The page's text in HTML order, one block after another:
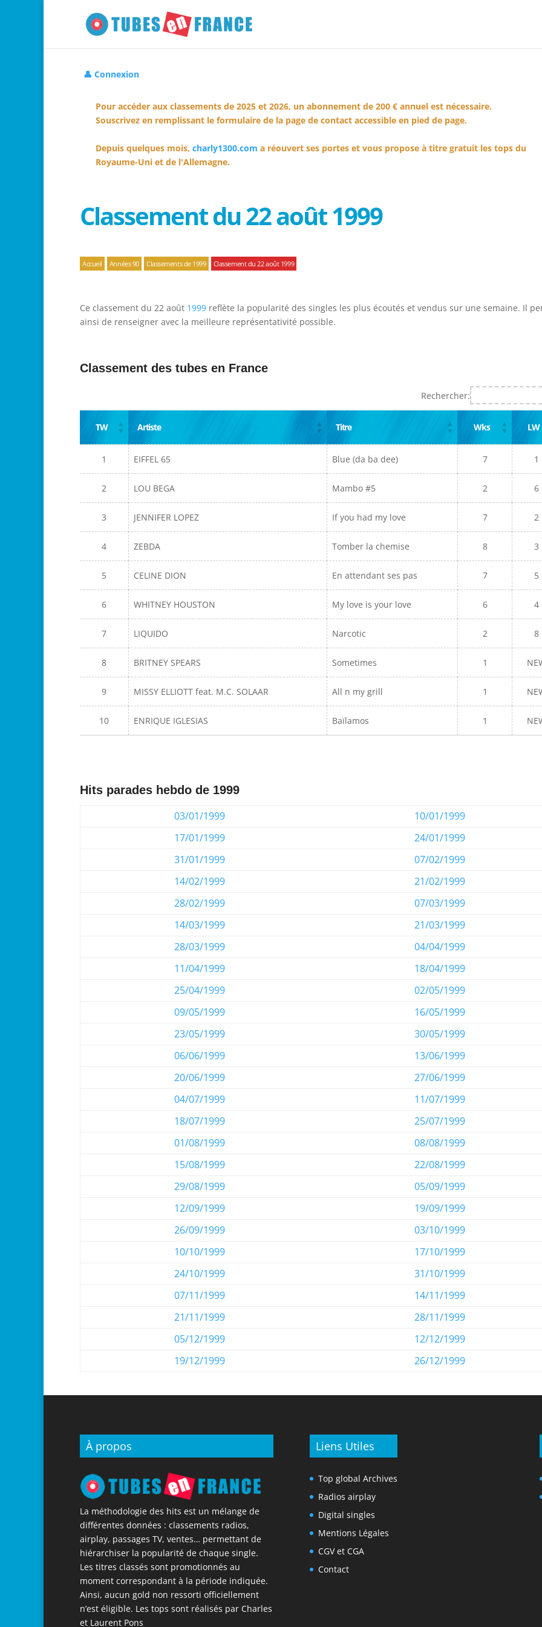
👤 Connexion
Pour accéder aux classements de 2025 et 2026, un abonnement de 200 € annuel est nécessaire.
Souscrivez en remplissant le formulaire de la page de contact accessible en pied de page.
Depuis quelques mois, charly1300.com a réouvert ses portes et vous propose à titre gratuit les tops du
Royaume-Uni et de l'Allemagne.
Classement du 22 août 1999
Accueil Années 90 Classements de 1999 Classement du 22 août 1999
Ce classement du 22 août 1999 reflète la popularité des singles les plus écoutés et vendus sur une semaine. Il
ainsi de renseigner avec la meilleure représentativité possible.
Classement des tubes en France
Rechercher:
TW Artiste Titre Wks LW
1 EIFFEL 65 Blue (da ba dee) 7 1
2 LOU BEGA Mambo #5 2 6
3 JENNIFER LOPEZ If you had my love 7 2
4 ZEBDA Tomber la chemise 8 3
5 CELINE DION En attendant ses pas 7 5
6 WHITNEY HOUSTON My love is your love 6 4
7 LIQUIDO Narcotic 2 8
8 BRITNEY SPEARS Sometimes 1
9 MISSY ELLIOTT feat. M.C. SOLAAR All n my grill 1
10 ENRIQUE IGLESIAS Baïlamos 1
Hits parades hebdo de 1999
03/01/1999
10/01/1999
17/01/1999
24/01/1999
31/01/1999
07/02/1999
14/02/1999
21/02/1999
28/02/1999
07/03/1999
14/03/1999
21/03/1999
28/03/1999
04/04/1999
11/04/1999
18/04/1999
25/04/1999
02/05/1999
09/05/1999
16/05/1999
23/05/1999
30/05/1999
06/06/1999
13/06/1999
20/06/1999
27/06/1999
04/07/1999
11/07/1999
18/07/1999
25/07/1999
01/08/1999
08/08/1999
15/08/1999
22/08/1999
29/08/1999
05/09/1999
12/09/1999
19/09/1999
26/09/1999
03/10/1999
10/10/1999
17/10/1999
24/10/1999
31/10/1999
07/11/1999
14/11/1999
21/11/1999
28/11/1999
05/12/1999
12/12/1999
19/12/1999
26/12/1999
À propos
La méthodologie des hits est un mélange de
différentes données : classements radios,
airplay, passages TV, ventes… permettant de
hiérarchiser la popularité de chaque single.
Les titres classés sont promotionnés au
moment correspondant à la période indiquée.
Ainsi, aucun gold non ressorti officiellement
n’est éligible. Les tops sont réalisés par Charles
et Laurent Pons
Liens Utiles
Top global Archives
Radios airplay
Digital singles
Mentions Légales
CGV et CGA
Contact